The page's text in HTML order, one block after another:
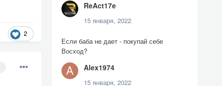
2
ReAct17e
15 января, 2022
Если баба не дает - покупай себе
Восход?
Alex1974
15 января, 2022